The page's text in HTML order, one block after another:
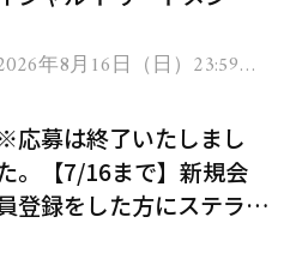
年8月16日（日）23:59ま
応募は終了いたしまし
。【7/16まで】新規会
登録をした方にステラボ